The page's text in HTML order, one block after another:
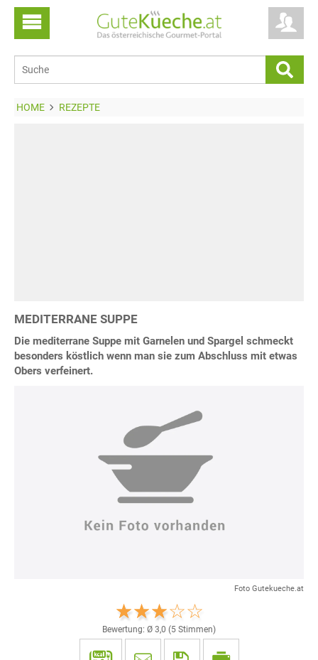
HOME REZEPTE
MEDITERRANE SUPPE
Die mediterrane Suppe mit Garnelen und Spargel schmeckt
besonders köstlich wenn man sie zum Abschluss mit etwas
Obers verfeinert.
Foto Gutekueche.at
Bewertung: Ø 3,0 (5 Stimmen)